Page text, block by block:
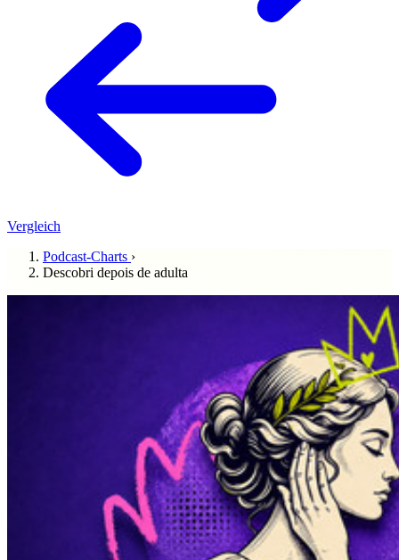
Vergleich
Podcast-Charts ›
Descobri depois de adulta